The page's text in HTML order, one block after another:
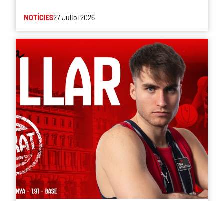
NOTÍCIES27 Juliol 2026